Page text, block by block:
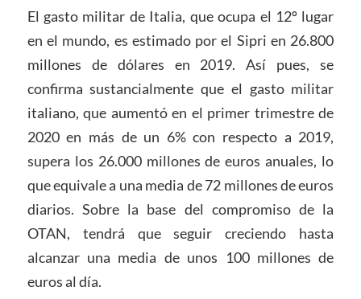
El gasto militar de Italia, que ocupa el 12º lugar
en el mundo, es estimado por el Sipri en 26.800
millones de dólares en 2019. Así pues, se
confirma sustancialmente que el gasto militar
italiano, que aumentó en el primer trimestre de
2020 en más de un 6% con respecto a 2019,
supera los 26.000 millones de euros anuales, lo
que equivale a una media de 72 millones de euros
diarios. Sobre la base del compromiso de la
OTAN, tendrá que seguir creciendo hasta
alcanzar una media de unos 100 millones de
euros al día.